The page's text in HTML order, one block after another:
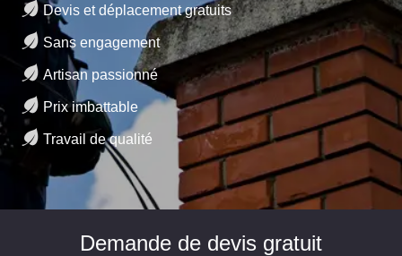
Devis et déplacement gratuits
Sans engagement
Artisan passionné
Prix imbattable
Travail de qualité
Demande de devis gratuit